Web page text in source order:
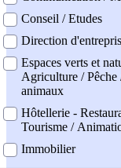
Conseil / Etudes
Direction
Espaces verts et
Agriculture / Pêche
animaux
Hôtellerie -
Tourisme /
Immobilier